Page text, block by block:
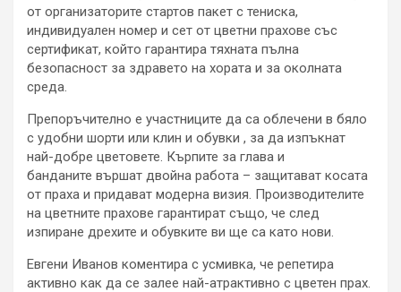
от организаторите стартов пакет с тениска,
индивидуален номер и сет от цветни прахове със
сертификат, който гарантира тяхната пълна
безопасност за здравето на хората и за околната
среда.
Препоръчително е участниците да са облечени в бяло
с удобни шорти или клин и обувки , за да изпъкнат
най-добре цветовете. Кърпите за глава и
банданите вършат двойна работа – защитават косата
от праха и придават модерна визия. Производителите
на цветните прахове гарантират също, че след
изпиране дрехите и обувките ви ще са като нови.
Евгени Иванов коментира с усмивка, че репетира
активно как да се залее най-атрактивно с цветен прах.